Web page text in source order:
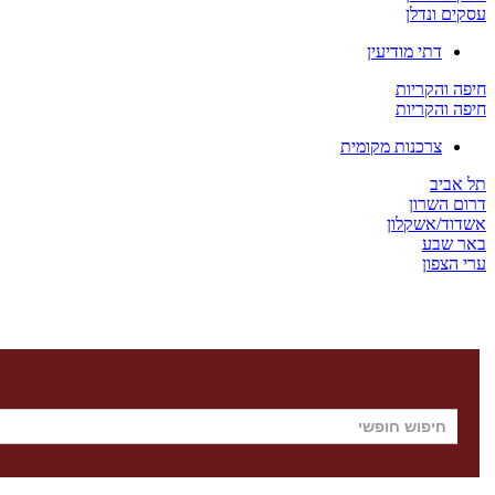
עסקים ונדלן
דתי מודיעין
חיפה והקריות
חיפה והקריות
צרכנות מקומית
תל אביב
דרום השרון
אשדוד/אשקלון
באר שבע
ערי הצפון